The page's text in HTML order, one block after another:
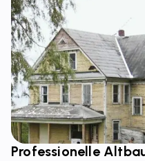
Professionelle